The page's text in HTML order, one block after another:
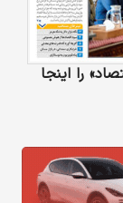
را اینجا